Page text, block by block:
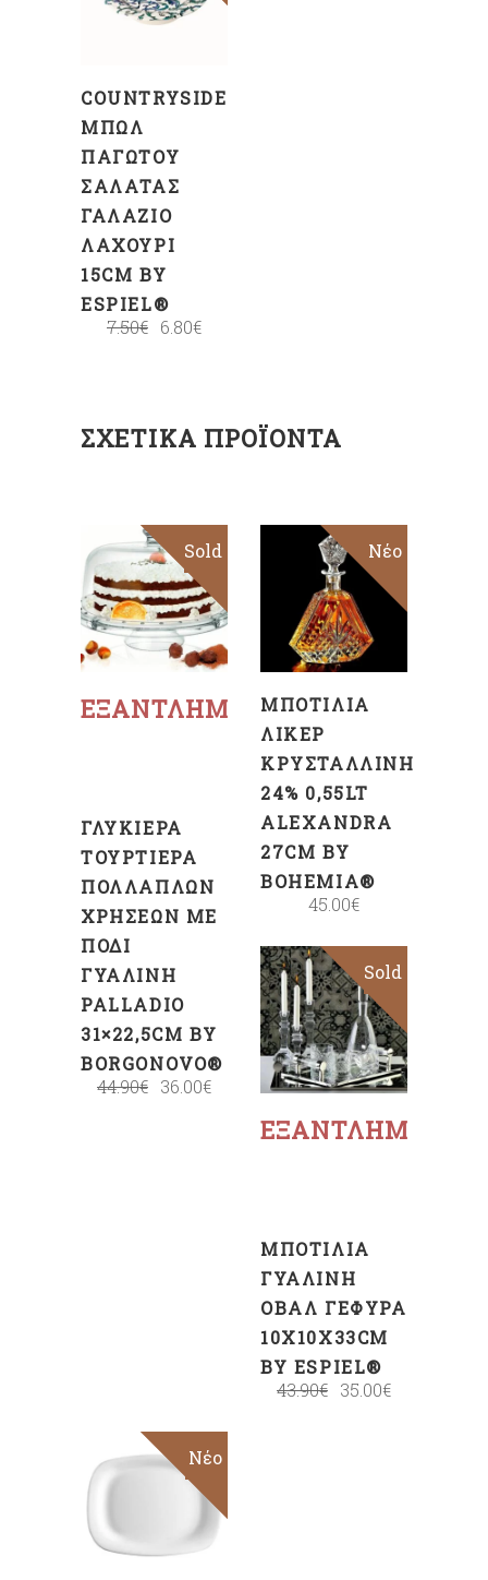
ΚΑΛΆΘΙ
COUNTRYSIDE
ΜΠΩΛ
ΠΑΓΩΤΟΎ
ΣΑΛΆΤΑΣ
ΓΑΛΆΖΙΟ
ΛΑΧΟΎΡΙ
15CM BY
ESPIEL®
7.50€ 6.80€
ΣΧΕΤΙΚΆ ΠΡΟΪΌΝΤΑ
Sale
ΕΞΑΝΤΛΗΜΈΝΟ
Sold
Διαβάστε
περισσότερα
ΓΛΥΚΙΈΡΑ
ΤΟΥΡΤΙΈΡΑ
ΠΟΛΛΑΠΛΏΝ
ΧΡΉΣΕΩΝ ΜΕ
ΠΌΔΙ
ΓΥΆΛΙΝΗ
PALLADIO
31×22,5CM BY
BORGONOVO®
44.90€ 36.00€
Νέο
ΠΡΟΣΘΉΚΗ
ΣΤΟ
ΚΑΛΆΘΙ
ΜΠΟΤΊΛΙΑ
ΛΙΚΈΡ
ΚΡΥΣΤΆΛΛΙΝΗ
24% 0,55LT
ALEXANDRA
27CM BY
BOHEMIA®
45.00€
Sale
ΕΞΑΝΤΛΗΜΈΝΟ
Sold
Διαβάστε
περισσότερα
ΜΠΟΤΊΛΙΑ
ΓΥΆΛΙΝΗ
ΟΒΆΛ ΓΈΦΥΡΑ
10X10X33CM
BY ESPIEL®
43.90€ 35.00€
Sale
Νέο
ΠΡΟΣΘΉΚΗ
ΚΑΛΆΘΙ